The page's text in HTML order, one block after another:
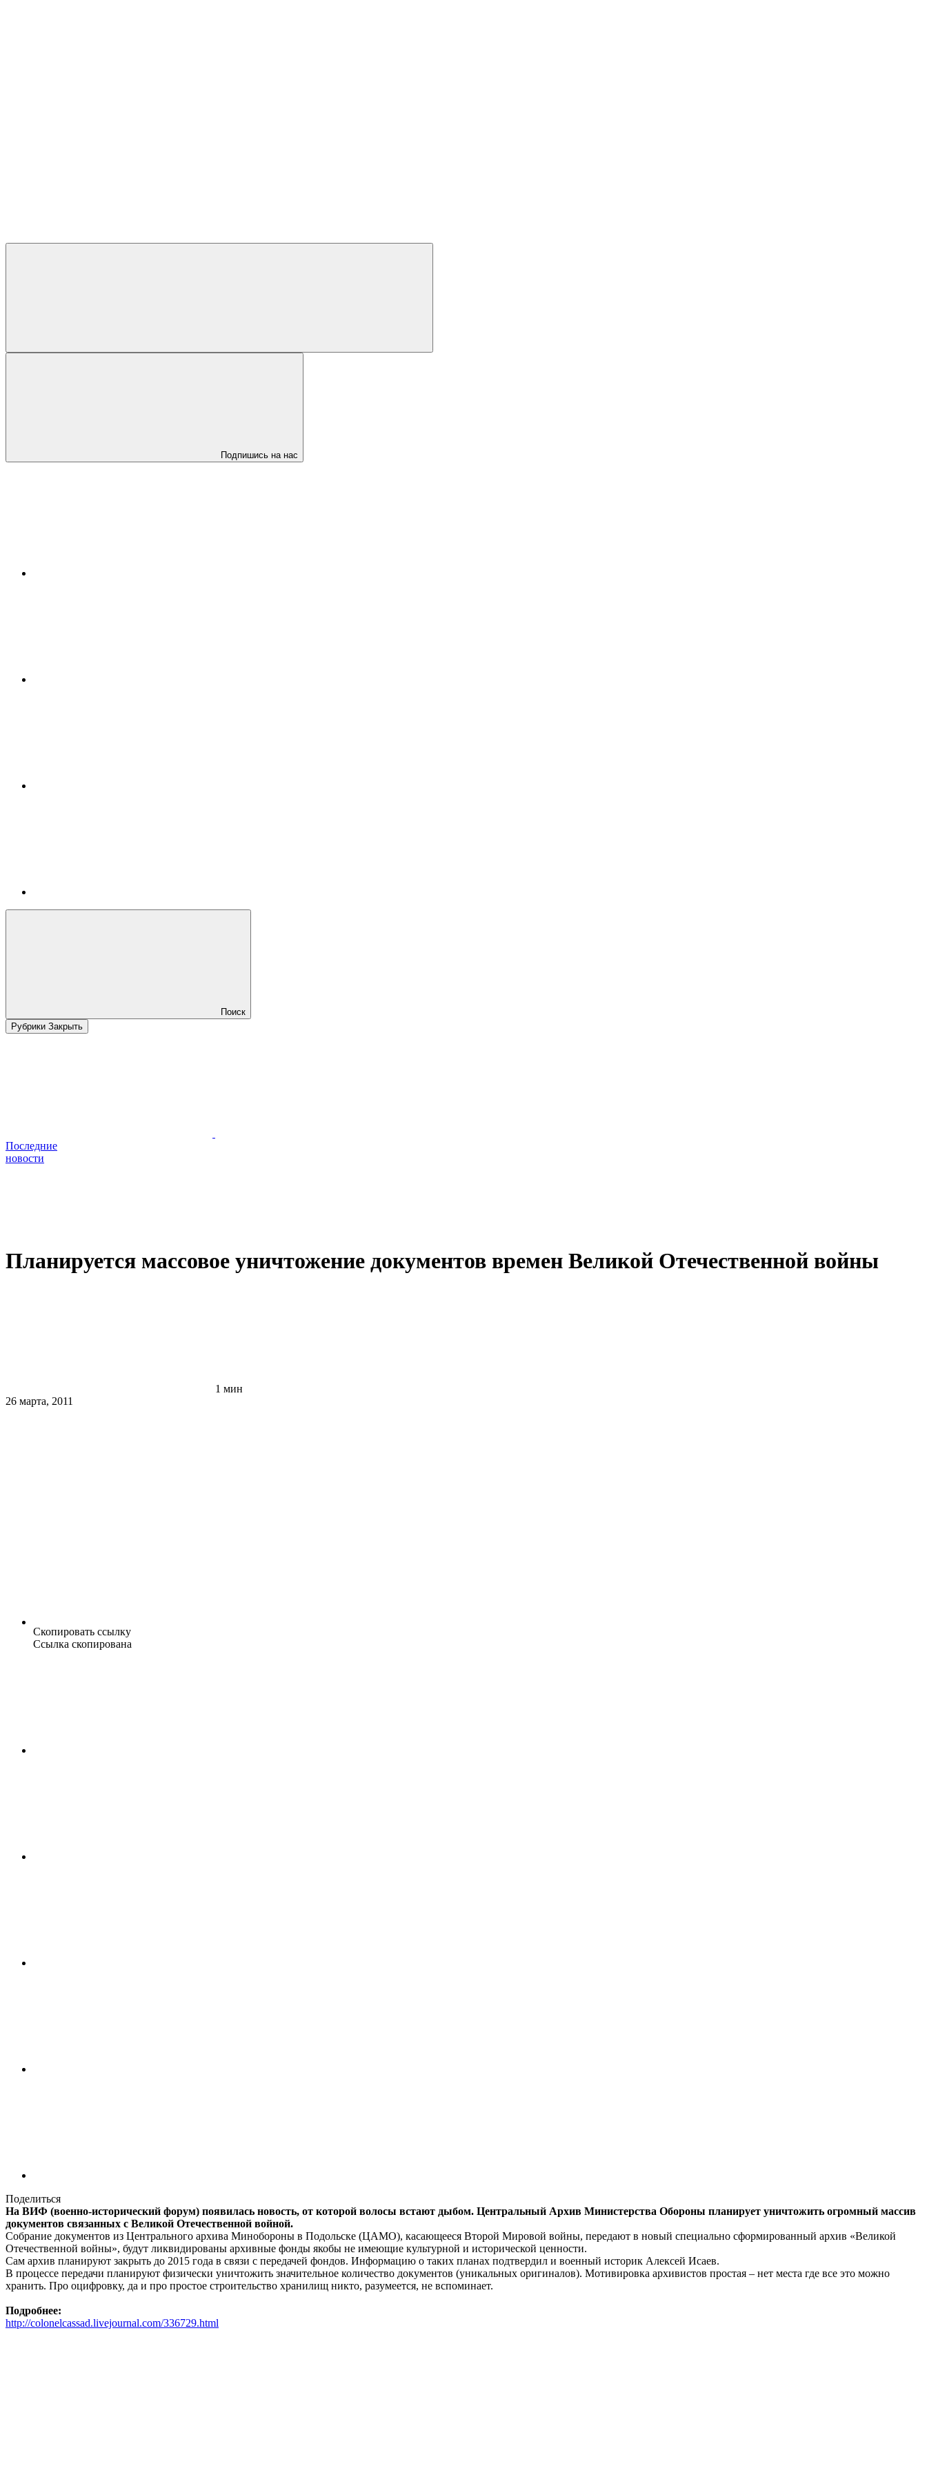
Подпишись на нас
Поиск
Рубрики Закрыть
Последние
новости
Планируется массовое уничтожение документов времен Великой Отечественной войны
1 мин
26 марта, 2011
Скопировать ссылку
Ссылка скопирована
Поделиться
На ВИФ (военно-исторический форум) появилась новость, от которой волосы встают дыбом. Центральный Архив Министерства Обороны планирует уничтожить огромный массив
документов связанных с Великой Отечественной войной.
Собрание документов из Центрального архива Минобороны в Подольске (ЦАМО), касающееся Второй Мировой войны, передают в новый специально сформированный архив «Великой
Отечественной войны», будут ликвидированы архивные фонды якобы не имеющие культурной и исторической ценности.
Сам архив планируют закрыть до 2015 года в связи с передачей фондов. Информацию о таких планах подтвердил и военный историк Алексей Исаев.
В процессе передачи планируют физически уничтожить значительное количество документов (уникальных оригиналов). Мотивировка архивистов простая – нет места где все это можно
хранить. Про оцифровку, да и про простое строительство хранилищ никто, разумеется, не вспоминает.
Подробнее:
http://colonelcassad.livejournal.com/336729.html